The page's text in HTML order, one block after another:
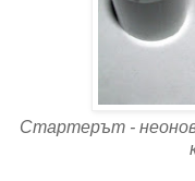
Стартерът -